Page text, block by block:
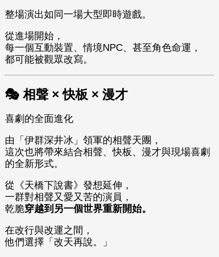
整場演出如同一場大型即時遊戲。
從進場開始，
每一個互動裝置、情境NPC、甚至角色命運，
都可能被觀眾改寫。
🎭 相聲 × 快板 × 漫才
喜劇的全面進化
由「伊群深井冰」領軍的相聲天團，
這次也將帶來結合相聲、快板、漫才與現場喜劇
的全新形式。
從《天橋下說書》發想延伸，
一群對相聲又愛又苦的演員，
乾脆穿越到另一個世界重新開始。
在改行與改運之間，
他們選擇「改天再說。」